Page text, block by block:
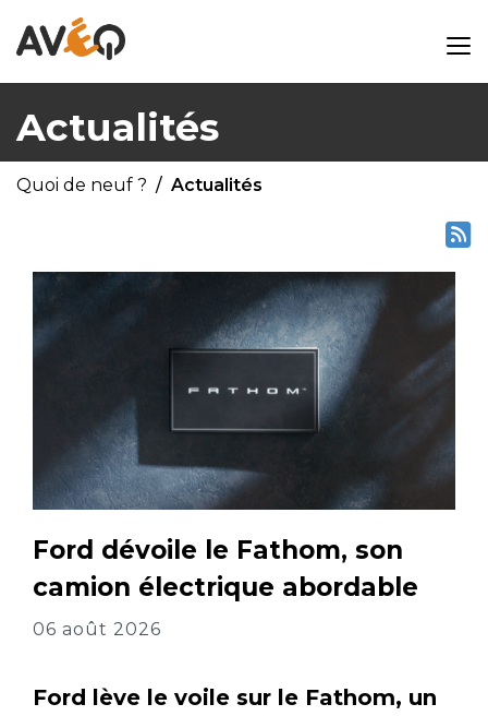
Actualités
Quoi de neuf ? Actualités
Ford dévoile le Fathom, son
camion électrique abordable
06 août 2026
Ford lève le voile sur le Fathom, un